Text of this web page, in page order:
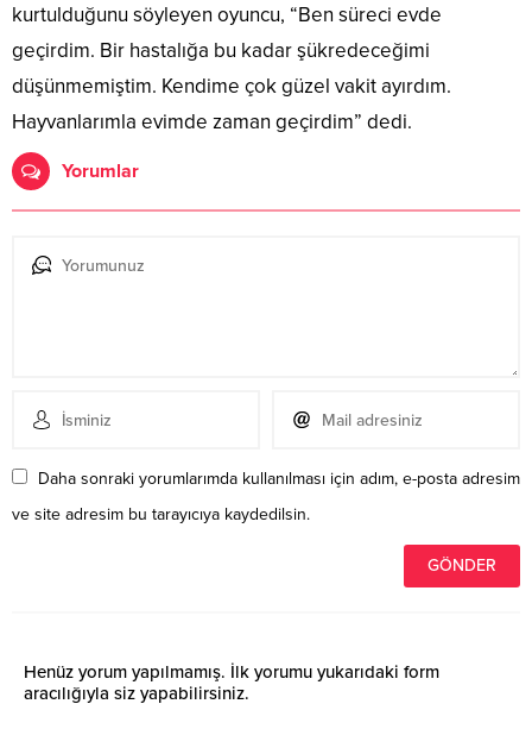
kurtulduğunu söyleyen oyuncu, “Ben süreci evde
geçirdim. Bir hastalığa bu kadar şükredeceğimi
düşünmemiştim. Kendime çok güzel vakit ayırdım.
Hayvanlarımla evimde zaman geçirdim” dedi.
Yorumlar
Daha sonraki yorumlarımda kullanılması için adım, e-posta adresim
ve site adresim bu tarayıcıya kaydedilsin.
Henüz yorum yapılmamış. İlk yorumu yukarıdaki form
aracılığıyla siz yapabilirsiniz.